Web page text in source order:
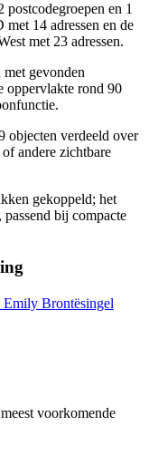
en 1
14 adressen en de
met 23 adressen.
met gevonden
oppervlakte rond 90
objecten verdeeld over
andere zichtbare
gekoppeld; het
bij compacte
Emily Brontësingel
voorkomende